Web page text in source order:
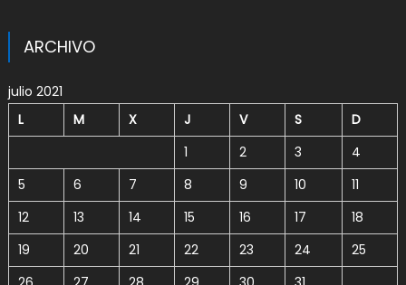
ARCHIVO
julio 2021
L
M X J V S
D
1
2 3
4
5
6 7 8 9 10
11
12
13 14 15 16 17
18
19
20 21 22 23 24
25